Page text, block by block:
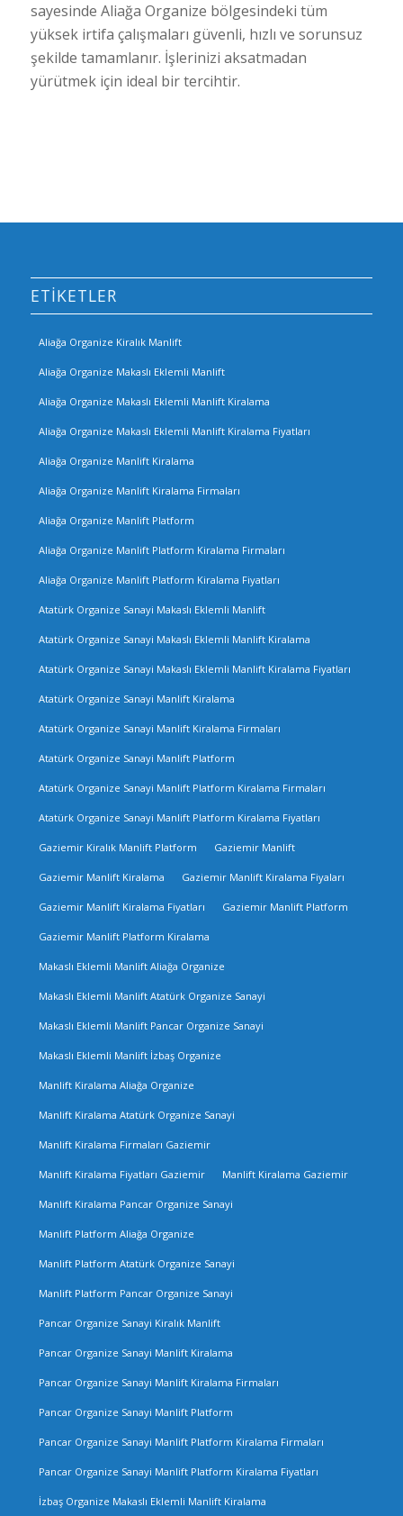
sayesinde Aliağa Organize bölgesindeki tüm
yüksek irtifa çalışmaları güvenli, hızlı ve sorunsuz
şekilde tamamlanır. İşlerinizi aksatmadan
yürütmek için ideal bir tercihtir.
ETIKETLER
Aliağa Organize Kiralık Manlift
Aliağa Organize Makaslı Eklemli Manlift
Aliağa Organize Makaslı Eklemli Manlift Kiralama
Aliağa Organize Makaslı Eklemli Manlift Kiralama Fiyatları
Aliağa Organize Manlift Kiralama
Aliağa Organize Manlift Kiralama Firmaları
Aliağa Organize Manlift Platform
Aliağa Organize Manlift Platform Kiralama Firmaları
Aliağa Organize Manlift Platform Kiralama Fiyatları
Atatürk Organize Sanayi Makaslı Eklemli Manlift
Atatürk Organize Sanayi Makaslı Eklemli Manlift Kiralama
Atatürk Organize Sanayi Makaslı Eklemli Manlift Kiralama Fiyatları
Atatürk Organize Sanayi Manlift Kiralama
Atatürk Organize Sanayi Manlift Kiralama Firmaları
Atatürk Organize Sanayi Manlift Platform
Atatürk Organize Sanayi Manlift Platform Kiralama Firmaları
Atatürk Organize Sanayi Manlift Platform Kiralama Fiyatları
Gaziemir Kiralık Manlift Platform Gaziemir Manlift
Gaziemir Manlift Kiralama Gaziemir Manlift Kiralama Fiyaları
Gaziemir Manlift Kiralama Fiyatları Gaziemir Manlift Platform
Gaziemir Manlift Platform Kiralama
Makaslı Eklemli Manlift Aliağa Organize
Makaslı Eklemli Manlift Atatürk Organize Sanayi
Makaslı Eklemli Manlift Pancar Organize Sanayi
Makaslı Eklemli Manlift İzbaş Organize
Manlift Kiralama Aliağa Organize
Manlift Kiralama Atatürk Organize Sanayi
Manlift Kiralama Firmaları Gaziemir
Manlift Kiralama Fiyatları Gaziemir Manlift Kiralama Gaziemir
Manlift Kiralama Pancar Organize Sanayi
Manlift Platform Aliağa Organize
Manlift Platform Atatürk Organize Sanayi
Manlift Platform Pancar Organize Sanayi
Pancar Organize Sanayi Kiralık Manlift
Pancar Organize Sanayi Manlift Kiralama
Pancar Organize Sanayi Manlift Kiralama Firmaları
Pancar Organize Sanayi Manlift Platform
Pancar Organize Sanayi Manlift Platform Kiralama Firmaları
Pancar Organize Sanayi Manlift Platform Kiralama Fiyatları
İzbaş Organize Makaslı Eklemli Manlift Kiralama